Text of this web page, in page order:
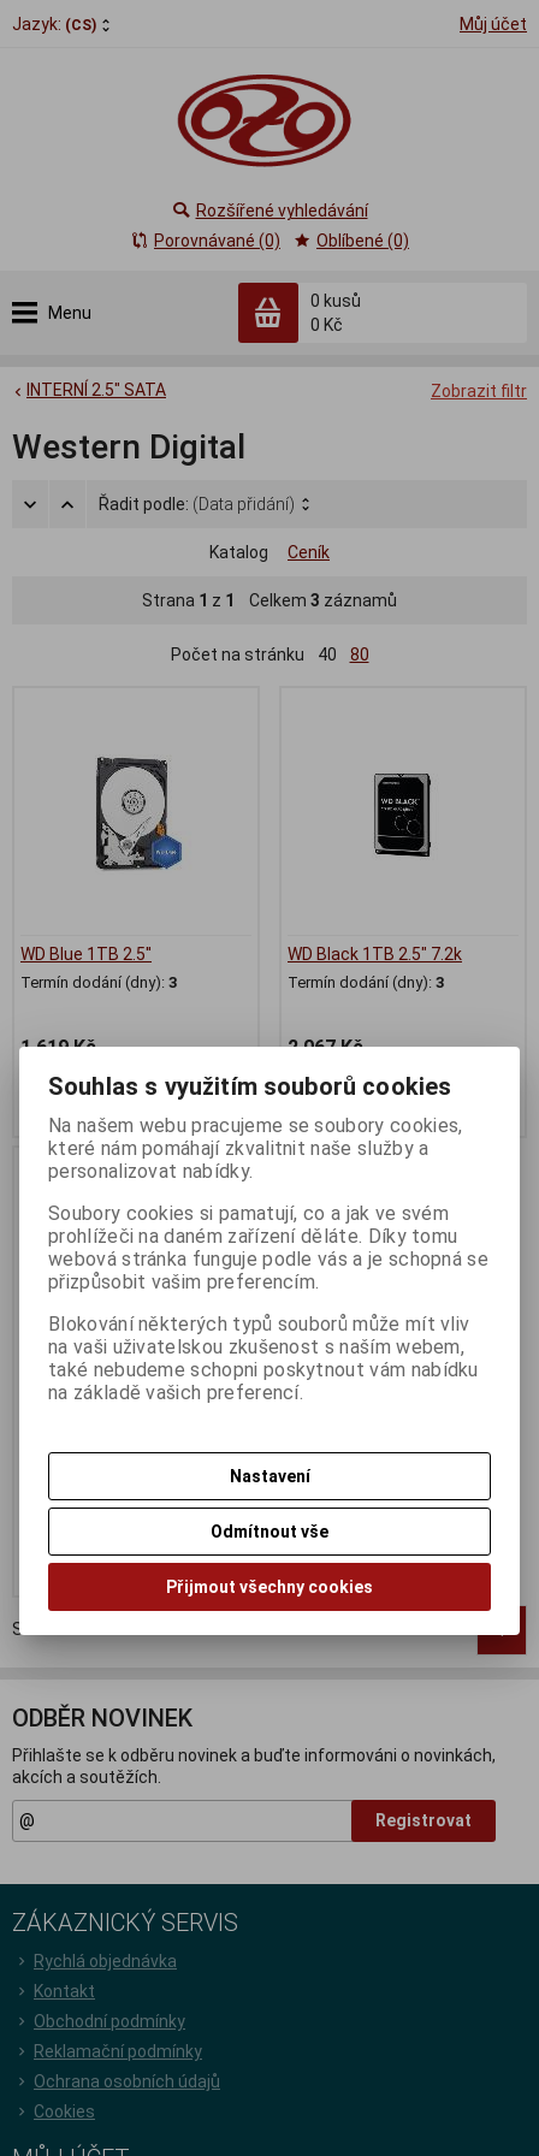
Jazyk: (CS) Můj účet
Menu
0 kusů
0 Kč
Rozšířené vyhledávání
Porovnávané (0)
Oblíbené (0)
Zobrazit filtr
INTERNÍ 2.5" SATA
Western Digital
Řadit podle: (Data přidání)
Katalog Ceník
Strana 1 z 1 Celkem 3 záznamů
Počet na stránku 40 80
WD Blue 1TB 2.5''
Termín dodání (dny): 3
1 619 Kč
Koupit
WD Black 1TB 2.5" 7.2k
Termín dodání (dny): 3
2 067 Kč
1 342 Kč
Koupit
Strana
ODBĚR NOVINEK
Přihlašte se k odběru novinek a buďte informováni o novinkách,
akcích a soutěžích.
Registrovat
ZÁKAZNICKÝ SERVIS
Rychlá objednávka
Kontakt
Obchodní podmínky
Reklamační podmínky
Ochrana osobních údajů
Cookies
Souhlas s využitím souborů cookies
Na našem webu pracujeme se soubory cookies,
které nám pomáhají zkvalitnit naše služby a
personalizovat nabídky.
Soubory cookies si pamatují, co a jak ve svém
prohlížeči na daném zařízení děláte. Díky tomu
webová stránka funguje podle vás a je schopná se
přizpůsobit vašim preferencím.
Blokování některých typů souborů může mít vliv
na vaši uživatelskou zkušenost s naším webem,
také nebudeme schopni poskytnout vám nabídku
na základě vašich preferencí.
Nastavení
Odmítnout vše
Přijmout všechny cookies